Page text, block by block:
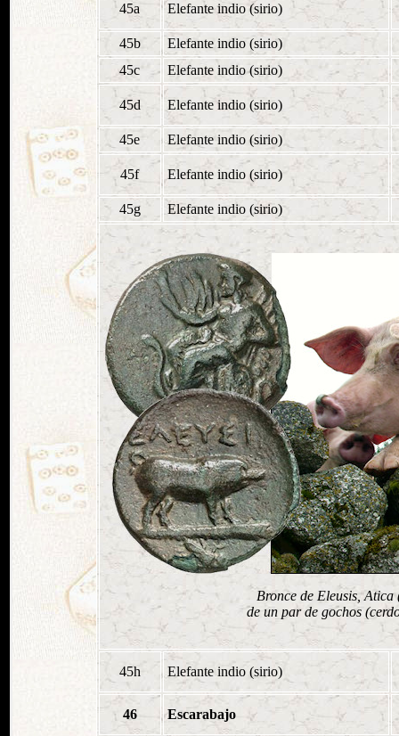
45a Elefante indio (sirio)
45b
Elefante indio (sirio)
45c
Elefante indio (sirio)
45d Elefante indio (sirio)
45e Elefante indio (sirio)
45f Elefante indio (sirio)
45g Elefante indio (sirio)
Bronce de Eleusis,
de un par de gochos
45h Elefante indio (sirio)
46 Escarabajo